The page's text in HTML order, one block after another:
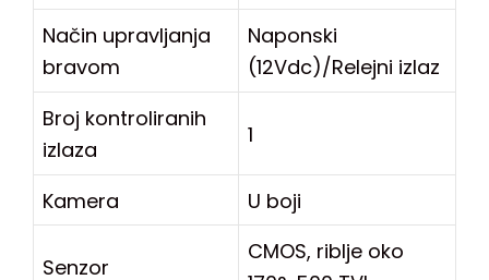
Način upravljanja
bravom
Naponski
(12Vdc)/Relejni izlaz
Broj kontroliranih
izlaza
1
Kamera U boji
Senzor
CMOS, riblje oko